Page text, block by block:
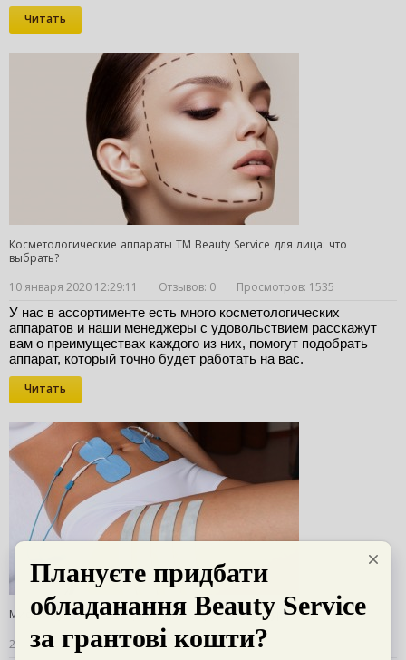
Читать
Косметологические аппараты ТМ Beauty Service для лица: что
выбрать?
10 января 2020 12:29:11
Отзывов: 0 Просмотров: 1535
У нас в ассортименте есть много косметологических
аппаратов и наши менеджеры с удовольствием расскажут
вам о преимуществах каждого из них, помогут подобрать
аппарат, который точно будет работать на вас.
Читать
Миостимуляция - быстрый путь к стройной фигуре
20 декабря 2019 12:19:18
Отзывов: 0 Просмотров: 3779